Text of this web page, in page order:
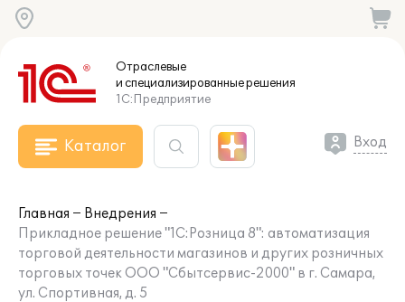
Отраслевые
и специализированныерешения
1С:Предприятие
Каталог Вход
Главная
Внедрения
Прикладное решение "1С:Розница 8": автоматизация
торговой деятельности магазинов и других розничных
торговых точек ООО "Сбытсервис-2000" в г. Самара,
ул. Спортивная, д. 5